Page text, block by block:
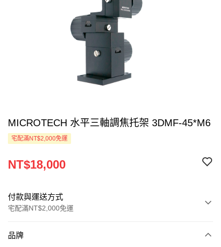
MICROTECH 水平三軸調焦托架 3DMF-45*M6
宅配滿NT$2,000免運
NT$18,000
付款與運送方式
宅配滿NT$2,000免運
信用卡一次付款
品牌